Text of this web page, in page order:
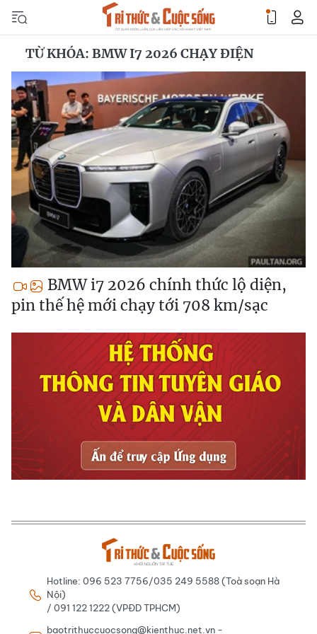
TỪ KHÓA: BMW I7 2026 CHẠY ĐIỆN
BMW i7 2026 chính thức lộ diện,
pin thế hệ mới chạy tới 708 km/sạc
Hotline: 096 523 7756/035 249 5588 (Toà soạn Hà
Nội)
/ 091 122 1222 (VPĐD TPHCM)
baotrithuccuocsong@kienthuc.net.vn -